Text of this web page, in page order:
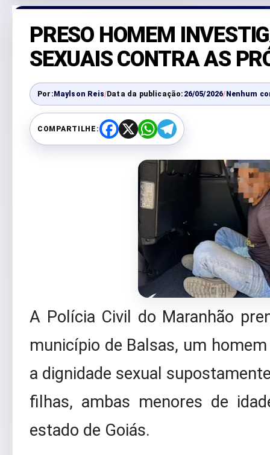
PRESO HOMEM
SEXUAIS CONTRA AS
Por:Maylson Reis/Data da publicação: 26/05/2026/Nenhum
COMPARTILHE:
F
a
X
W
h
t
A
p
p
T
e
e
g
A Polícia Civil do Maranhão
município de Balsas, um
a dignidade sexual
filhas, ambas menores de
estado de Goiás.